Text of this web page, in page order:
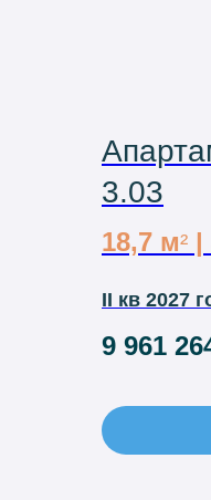
3.03
18,7 м² |
II кв 2027
9 961